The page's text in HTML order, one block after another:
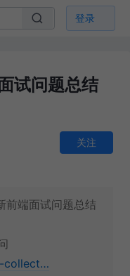
登录
试问题总结
关注
端面试问题总结
collect…